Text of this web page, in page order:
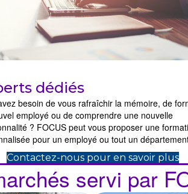
dédiés
besoin de vous rafraîchir la mémoire, de
employé ou de comprendre une nouvelle
? FOCUS peut vous proposer une
pour un employé ou tout un
Contactez-nous pour en savoir plus
servi par